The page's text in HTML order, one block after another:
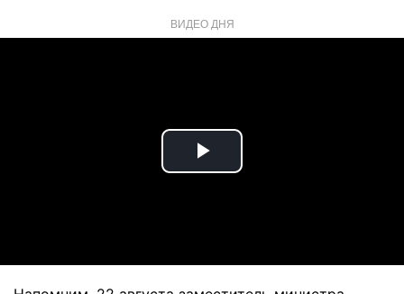
ВИДЕО ДНЯ
Play